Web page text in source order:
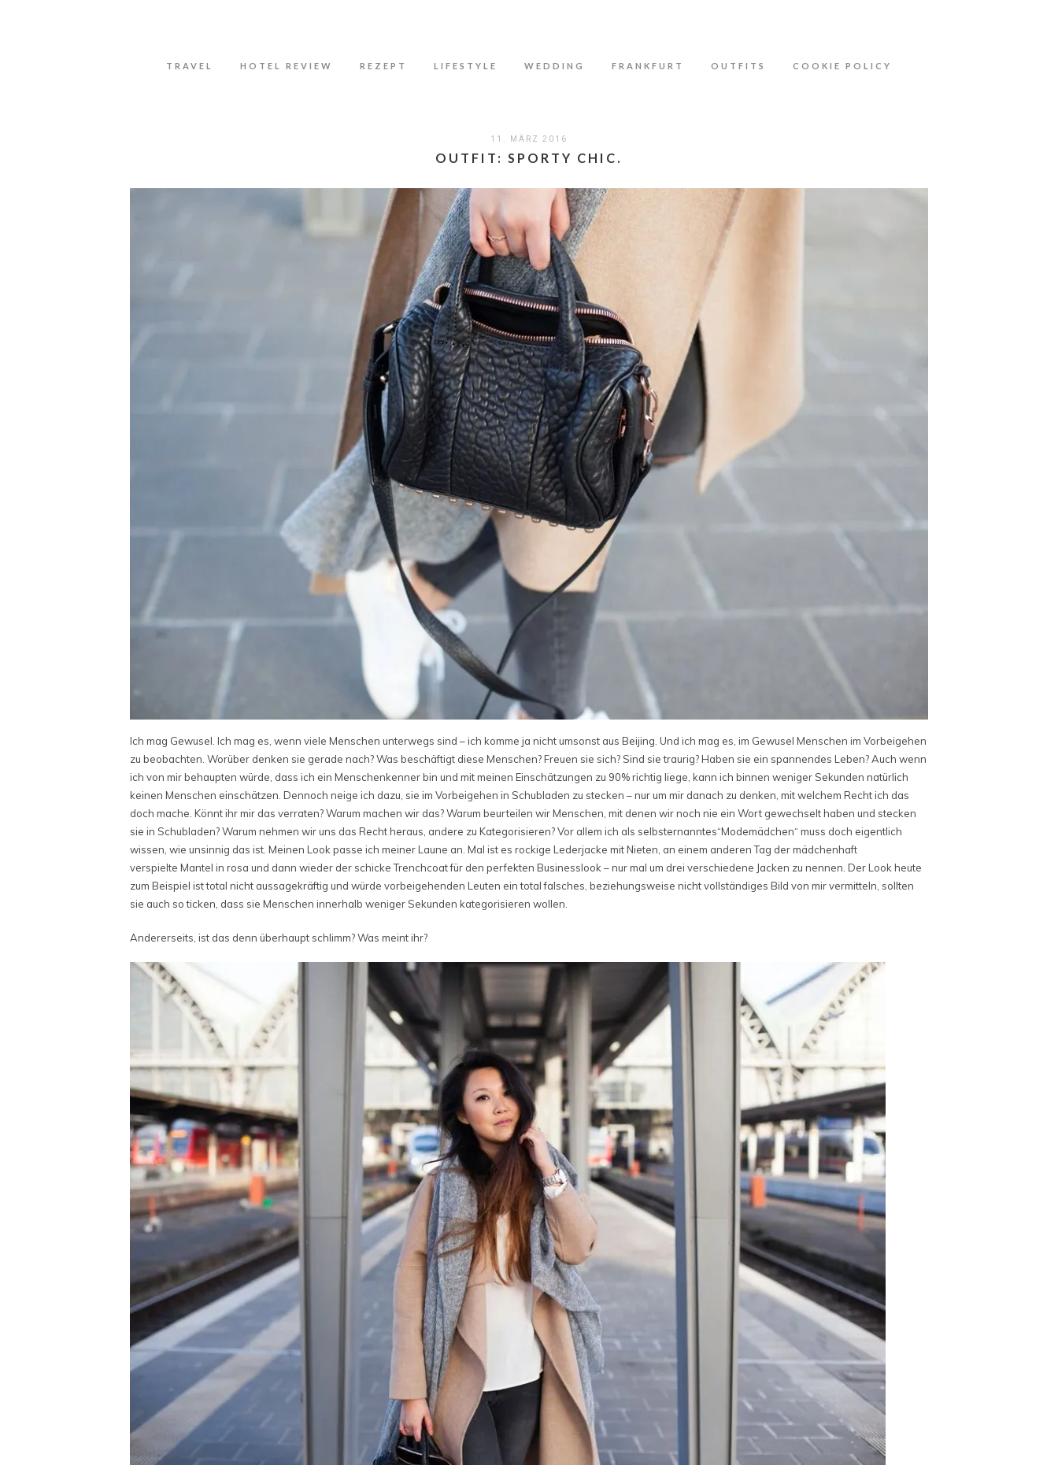
TRAVEL HOTEL REVIEW REZEPT LIFESTYLE WEDDING FRANKFURT OUTFITS COOKIE POLICY
11. MÄRZ 2016
OUTFIT: SPORTY CHIC.
Ich mag Gewusel. Ich mag es, wenn viele Menschen unterwegs sind – ich komme ja nicht umsonst aus Beijing. Und ich mag es, im Gewusel Menschen im Vorbeigehen
zu beobachten. Worüber denken sie gerade nach? Was beschäftigt diese Menschen? Freuen sie sich? Sind sie traurig? Haben sie ein spannendes Leben? Auch wenn
ich von mir behaupten würde, dass ich ein Menschenkenner bin und mit meinen Einschätzungen zu 90% richtig liege, kann ich binnen weniger Sekunden natürlich
keinen Menschen einschätzen. Dennoch neige ich dazu, sie im Vorbeigehen in Schubladen zu stecken – nur um mir danach zu denken, mit welchem Recht ich das
doch mache. Könnt ihr mir das verraten? Warum machen wir das? Warum beurteilen wir Menschen, mit denen wir noch nie ein Wort gewechselt haben und stecken
sie in Schubladen? Warum nehmen wir uns das Recht heraus, andere zu Kategorisieren? Vor allem ich als selbsternanntes“Modemädchen“ muss doch eigentlich
wissen, wie unsinnig das ist. Meinen Look passe ich meiner Laune an. Mal ist es rockige Lederjacke mit Nieten, an einem anderen Tag der mädchenhaft
verspielte Mantel in rosa und dann wieder der schicke Trenchcoat für den perfekten Businesslook – nur mal um drei verschiedene Jacken zu nennen. Der Look heute
zum Beispiel ist total nicht aussagekräftig und würde vorbeigehenden Leuten ein total falsches, beziehungsweise nicht vollständiges Bild von mir vermitteln, sollten
sie auch so ticken, dass sie Menschen innerhalb weniger Sekunden kategorisieren wollen.
Andererseits, ist das denn überhaupt schlimm? Was meint ihr?